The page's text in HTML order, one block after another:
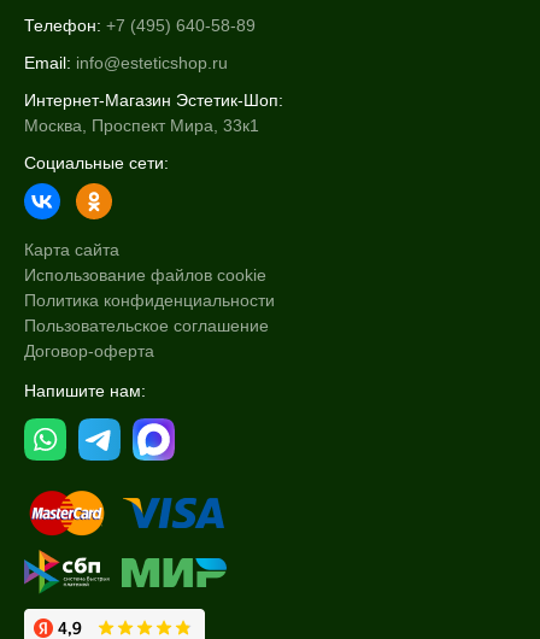
Телефон: +7 (495) 640-58-89
Email: info@esteticshop.ru
Интернет-Магазин Эстетик-Шоп:
Москва, Проспект Мира, 33к1
Социальные сети:
Карта сайта
Использование файлов cookie
Политика конфиденциальности
Пользовательское соглашение
Договор-оферта
Напишите нам: